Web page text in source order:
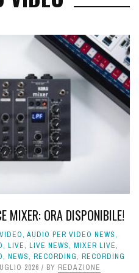
MIXER: ORA DISPONIBILE!
, AUDIO PER VIDEO NEWS,
, LIVE, LIVE NEWS, MIXER LIVE,
, NEWS, RECORDING, RECORDING
2026 BY REDAZIONE